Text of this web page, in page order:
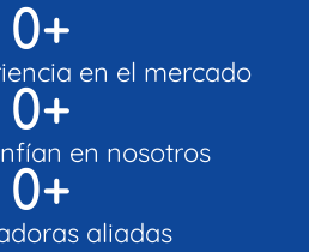
en el mercado
0+
en nosotros
0+
aliadas
0+